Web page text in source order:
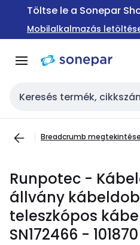
Ugrás a
Ugrás a
tartalomra
Töltse le a Sonepar
Mobilalkalmazás
Keresési bemenet
Breadcrumb megtekintése
Runpotec -
állvány
teleszkópos
SN172466 - 101870